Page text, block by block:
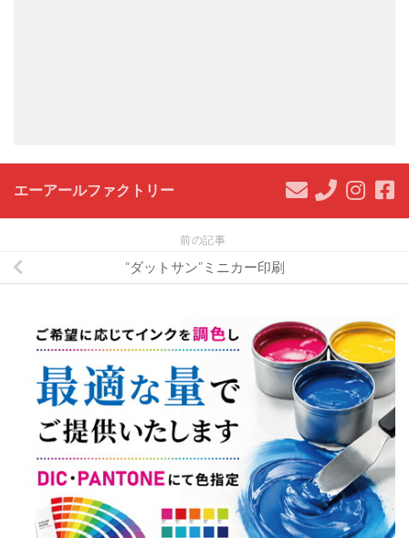
エーアールファクトリー
前の記事
“ダットサン”ミニカー印刷